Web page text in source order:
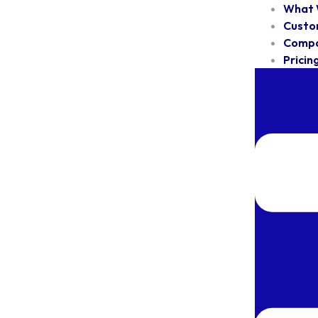
What